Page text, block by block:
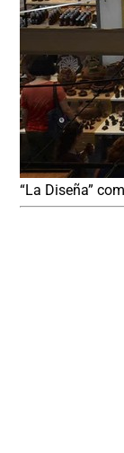
“La Diseña”